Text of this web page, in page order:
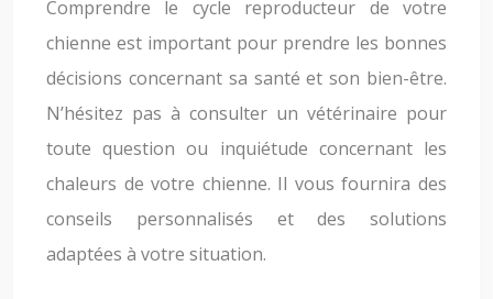
Comprendre le cycle reproducteur de votre
chienne est important pour prendre les bonnes
décisions concernant sa santé et son bien-être.
N’hésitez pas à consulter un vétérinaire pour
toute question ou inquiétude concernant les
chaleurs de votre chienne. Il vous fournira des
conseils personnalisés et des solutions
adaptées à votre situation.